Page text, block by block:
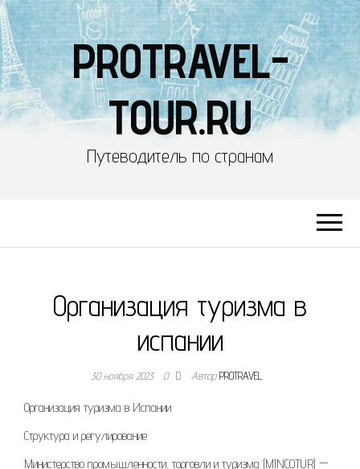
PROTRAVEL-
TOUR.RU
Путеводитель по странам
Организация туризма в
испании
30 ноября 2023 0 АвторPROTRAVEL
Организация туризма в Испании
Структура и регулирование
Министерство промышленности, торговли и туризма (MINCOTUR) —